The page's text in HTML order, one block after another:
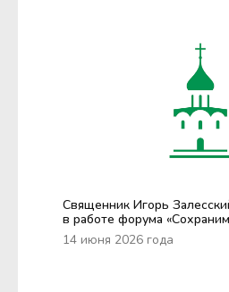
Священник Игорь
в работе форума
14 июня 2026 года